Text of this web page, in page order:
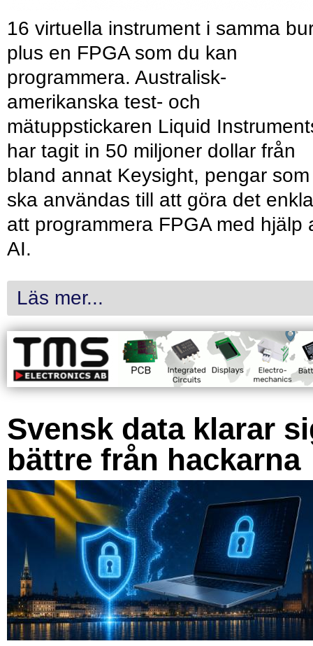
16 virtuella instrument i samma
plus en FPGA som du kan
programmera. Australisk-
amerikanska test- och
mätuppstickaren Liquid
har tagit in 50 miljoner dollar från
bland annat Keysight, pengar som
ska användas till att göra det
att programmera FPGA med hjälp
AI.
Läs mer...
Svensk data klarar
bättre från hackarna